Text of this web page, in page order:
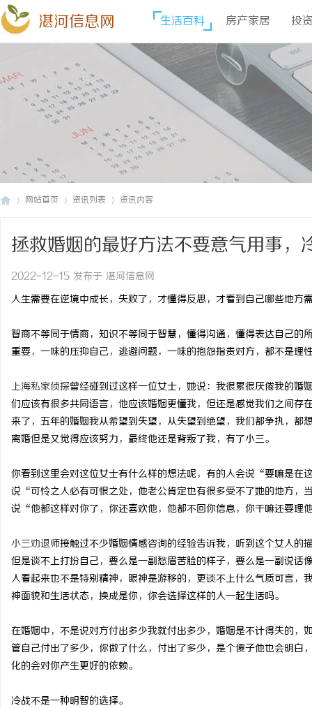
湛河信息网 生活百科 房产家居 投
网站首页 资讯列表 资讯内容
拯救婚姻的最好方法不要意气用事，
2022-12-15 发布于 湛河信息网
人生需要在逆境中成长，失败了，才懂得反思，才看到自己哪些地方
智商不等同于情商，知识不等同于智慧，懂得沟通，懂得表达自己
重要，一味的压抑自己，逃避问题，一味的抱怨指责对方，都不是理
上海私家侦探曾经碰到过这样一位女士，她说：我很累很厌倦我的婚
们应该有很多共同语言，他应该婚姻更懂我，但还是感觉我们之间
来了，五年的婚姻我从希望到失望，从失望到绝望，我们都争执，
离婚但是又觉得应该努力，最终他还是背叛了我，有了小三。
你看到这里会对这位女士有什么样的想法呢，有的人会说“要嘛是
说“可怜之人必有可恨之处，他老公肯定也有很多受不了她的地方
说“他都这样对你了，你还喜欢他，他都不回你信息，你干嘛还要
小三劝退师接触过不少婚姻情感咨询的经验告诉我，听到这个女人的
但是谈不上打扮自己，要么是一副愁眉苦脸的样子，要么是一副说
人看起来也不是特别精神，眼神是游移的，更谈不上什么气质可言
神面貌和生活状态，换成是你，你会选择这样的人一起生活吗。
在婚姻中，不是说对方付出多少我就付出多少，婚姻是不计得失的
管自己付出了多少，你做了什么，付出了多少，是个傻子他也会明
化的会对你产生更好的依赖。
冷战不是一种明智的选择。
汉配眼镜 上海配眼镜 武汉配眼镜 上海配眼镜